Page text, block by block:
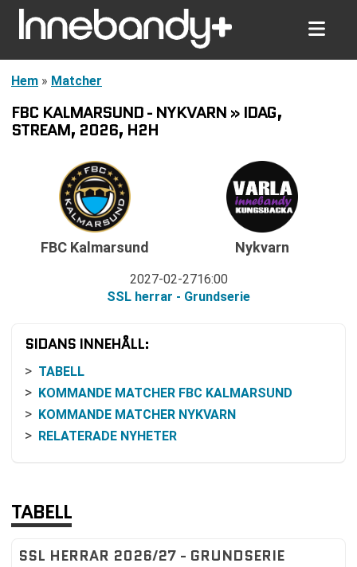
Hem » Matcher
FBC KALMARSUND - NYKVARN » IDAG,
STREAM, 2026, H2H
FBC Kalmarsund
2027-02-2716:00
SSL herrar - Grundserie
Nykvarn
SIDANS INNEHÅLL:
TABELL
KOMMANDE MATCHER FBC KALMARSUND
KOMMANDE MATCHER NYKVARN
RELATERADE NYHETER
TABELL
SSL HERRAR 2026/27 - GRUNDSERIE